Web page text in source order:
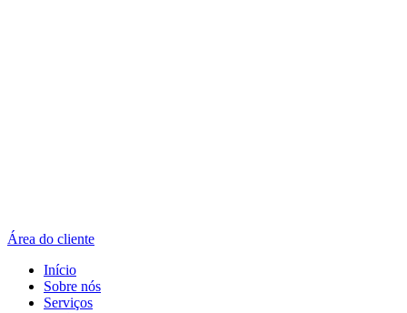
Área do cliente
Início
Sobre nós
Serviços